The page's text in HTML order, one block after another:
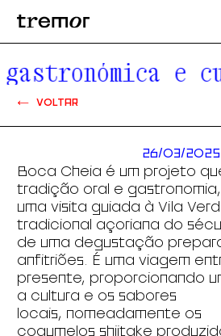
e
VOLTAR
26/03/2025
Boca Cheia é um projeto
tradição oral e
uma visita guiada à Vila
tradicional açoriana do
de uma degustação
anfitriões. É uma viagem
presente, proporcionando
a cultura e os sabores
locais, nomeadamente os
cogumelos shiitake